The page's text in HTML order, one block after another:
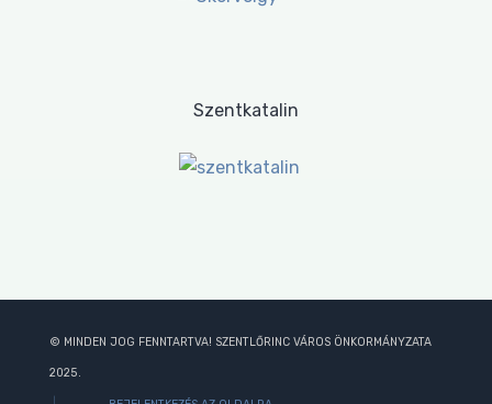
Szentkatalin
© MINDEN JOG FENNTARTVA! SZENTLŐRINC VÁROS ÖNKORMÁNYZATA
2025.